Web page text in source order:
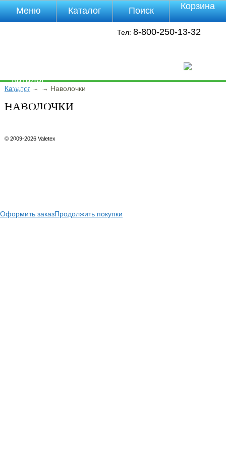
Тел: 8-800-250-13-32
Каталог→ → Наволочки
НАВОЛОЧКИ
© 2009-2026 Valetex
Меню
Каталог
Оплата
Доставка
Полезная
Отзывы
Каталог Поиск Корзина
Оформить заказПродолжить покупки